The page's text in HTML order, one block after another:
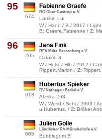
95
674
Fabienne Graefe
RG Ober-Castrop e. V.
Larrikin Lui
W / Hann / B / 2017 /
B: Graefe,Fabienne / Z:
96
205
Jana Fink
RFV Milte-Sassenberg e.V.
Catokio 3
W / Holst / Hlb / 2012 /
Rippert,Marion / Z:
018
Hubertus Spieker
RV Nethegau Brakel e.V.
Alaska 263
W / Westf / Schi / 2009 /
u.Hubertus, / Z:
085
Julien Golle
Ländlicher RV Münchehofe e.V.
Bubblegum B